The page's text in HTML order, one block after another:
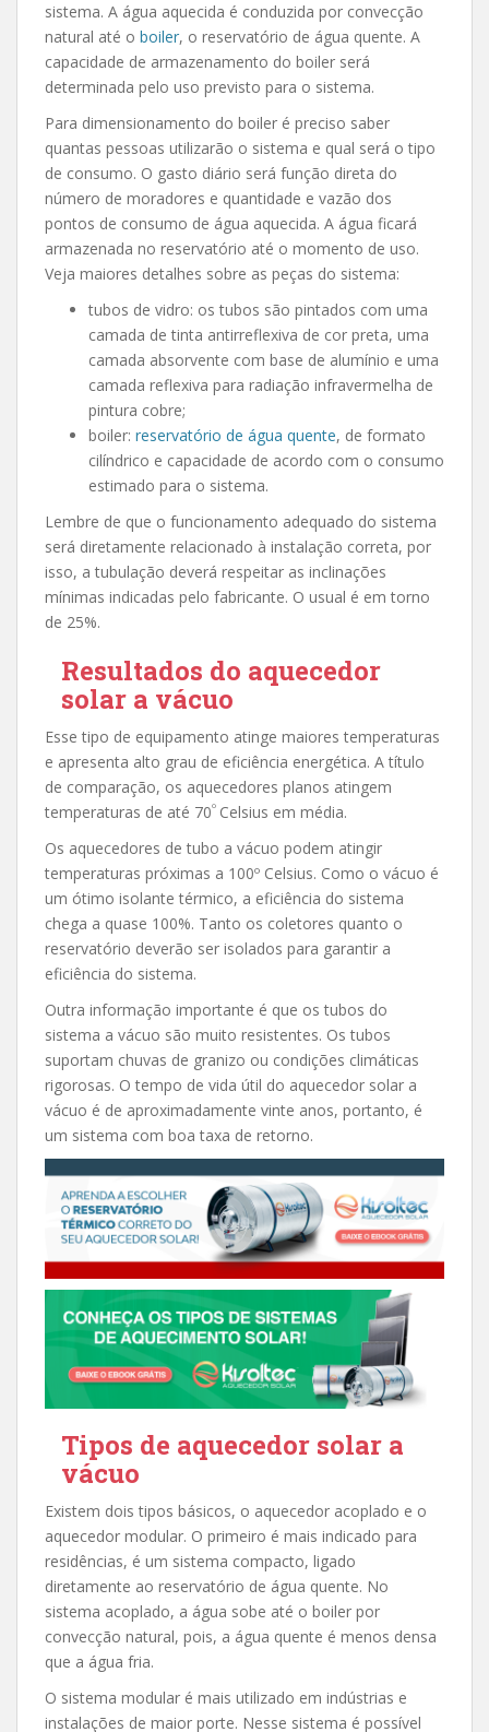
sistema. A água aquecida é conduzida por convecção
natural até o boiler, o reservatório de água quente. A
capacidade de armazenamento do boiler será
determinada pelo uso previsto para o sistema.
Para dimensionamento do boiler é preciso saber
quantas pessoas utilizarão o sistema e qual será o tipo
de consumo. O gasto diário será função direta do
número de moradores e quantidade e vazão dos
pontos de consumo de água aquecida. A água ficará
armazenada no reservatório até o momento de uso.
Veja maiores detalhes sobre as peças do sistema:
tubos de vidro: os tubos são pintados com uma
camada de tinta antirreflexiva de cor preta, uma
camada absorvente com base de alumínio e uma
camada reflexiva para radiação infravermelha de
pintura cobre;
boiler: reservatório de água quente, de formato
cilíndrico e capacidade de acordo com o consumo
estimado para o sistema.
Lembre de que o funcionamento adequado do sistema
será diretamente relacionado à instalação correta, por
isso, a tubulação deverá respeitar as inclinações
mínimas indicadas pelo fabricante. O usual é em torno
de 25%.
Resultados do aquecedor
solar a vácuo
Esse tipo de equipamento atinge maiores temperaturas
e apresenta alto grau de eficiência energética. A título
de comparação, os aquecedores planos atingem
temperaturas de até 70º Celsius em média.
Os aquecedores de tubo a vácuo podem atingir
temperaturas próximas a 100º Celsius. Como o vácuo é
um ótimo isolante térmico, a eficiência do sistema
chega a quase 100%. Tanto os coletores quanto o
reservatório deverão ser isolados para garantir a
eficiência do sistema.
Outra informação importante é que os tubos do
sistema a vácuo são muito resistentes. Os tubos
suportam chuvas de granizo ou condições climáticas
rigorosas. O tempo de vida útil do aquecedor solar a
vácuo é de aproximadamente vinte anos, portanto, é
um sistema com boa taxa de retorno.
Tipos de aquecedor solar a
vácuo
Existem dois tipos básicos, o aquecedor acoplado e o
aquecedor modular. O primeiro é mais indicado para
residências, é um sistema compacto, ligado
diretamente ao reservatório de água quente. No
sistema acoplado, a água sobe até o boiler por
convecção natural, pois, a água quente é menos densa
que a água fria.
O sistema modular é mais utilizado em indústrias e
instalações de maior porte. Nesse sistema é possível